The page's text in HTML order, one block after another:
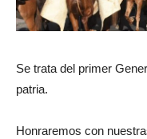
Se trata del primer
patria.
Honraremos con